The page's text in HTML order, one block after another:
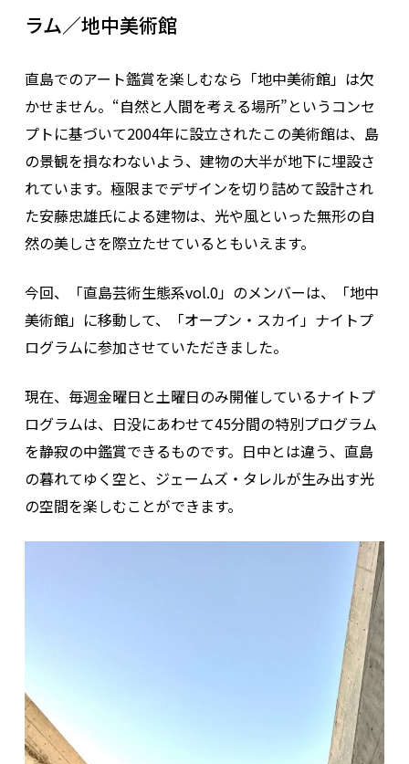
ラム／地中美術館
直島でのアート鑑賞を楽しむなら「地中美術館」は欠
かせません。“自然と人間を考える場所”というコンセ
プトに基づいて2004年に設立されたこの美術館は、島
の景観を損なわないよう、建物の大半が地下に埋設さ
れています。極限までデザインを切り詰めて設計され
た安藤忠雄氏による建物は、光や風といった無形の自
然の美しさを際立たせているともいえます。
今回、「直島芸術生態系vol.0」のメンバーは、「地中
美術館」に移動して、「オープン・スカイ」ナイトプ
ログラムに参加させていただきました。
現在、毎週金曜日と土曜日のみ開催しているナイトプ
ログラムは、日没にあわせて45分間の特別プログラム
を静寂の中鑑賞できるものです。日中とは違う、直島
の暮れてゆく空と、ジェームズ・タレルが生み出す光
の空間を楽しむことができます。